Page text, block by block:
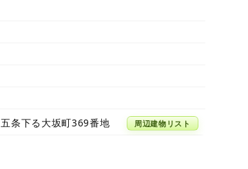
条下る大坂町369番地 周辺建物リスト